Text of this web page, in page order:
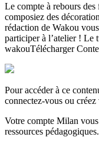
Le compte à rebours
composiez des
rédaction de Wakou
participer à l’atelier ! Le
wakouTélécharger
Pour accéder à ce
connectez-vous ou
Votre compte Milan
ressources pédagogiques.